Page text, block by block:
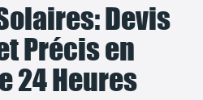
Devis
Précis en
24 Heures